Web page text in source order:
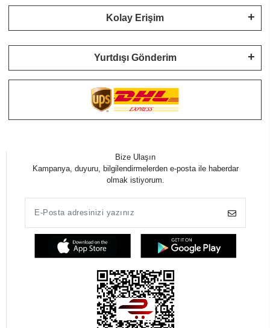
Kolay Erişim
Yurtdışı Gönderim
Bize Ulaşın
Kampanya, duyuru, bilgilendirmelerden e-posta ile haberdar
olmak istiyorum.